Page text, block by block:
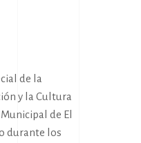
de la
y la Cultura
de El
durante los